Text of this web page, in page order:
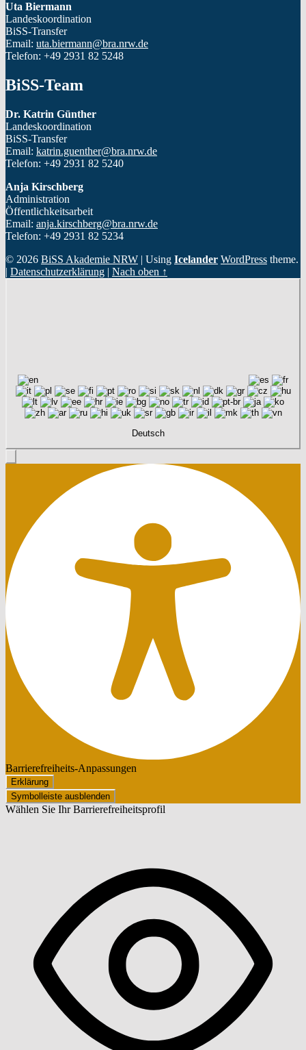
Uta Biermann
Landeskoordination
BiSS-Transfer
Email: uta.biermann@bra.nrw.de
Telefon: +49 2931 82 5248
BiSS-Team
Dr. Katrin Günther
Landeskoordination
BiSS-Transfer
Email: katrin.guenther@bra.nrw.de
Telefon: +49 2931 82 5240
Anja Kirschberg
Administration
Öffentlichkeitsarbeit
Email: anja.kirschberg@bra.nrw.de
Telefon: +49 2931 82 5234
© 2026 BiSS Akademie NRW | Using Icelander WordPress theme.
| Datenschutzerklärung | Nach oben ↑
Deutsch
Barrierefreiheits-Anpassungen
Erklärung
Symbolleiste ausblenden
Wählen Sie Ihr Barrierefreiheitsprofil